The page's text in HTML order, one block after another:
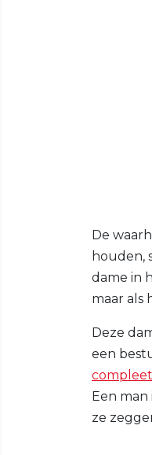
De
houden,
dame in
maar als
Deze
een
compleet
Een
ze